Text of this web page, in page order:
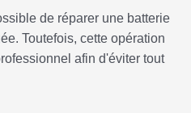
de réparer une batterie
Toutefois, cette opération
afin d'éviter tout